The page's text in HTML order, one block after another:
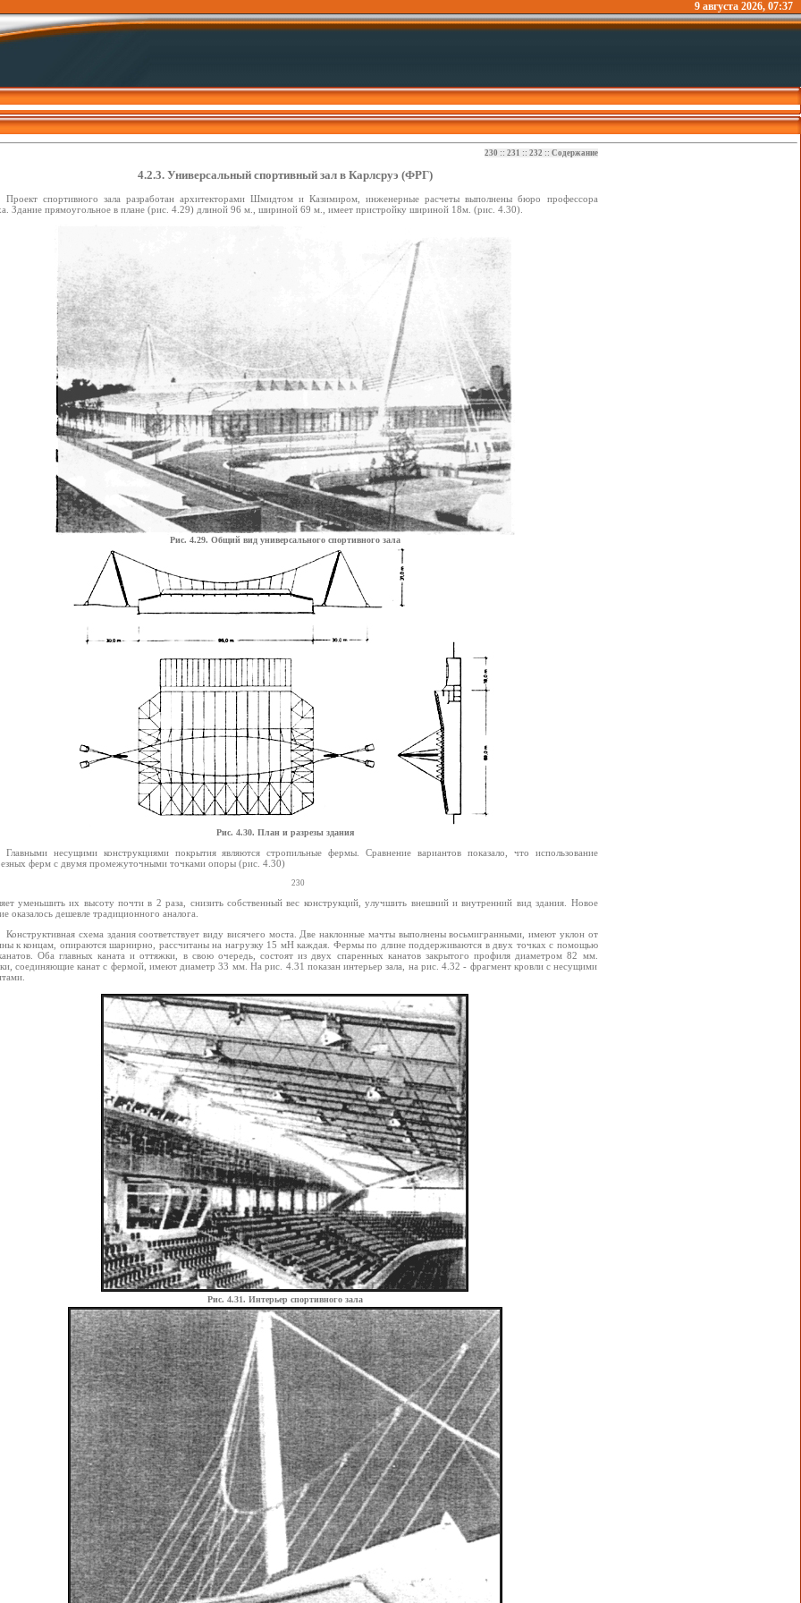
9 августа 2026, 07:37
230 :: 231 :: 232 :: Содержание
4.2.3. Универсальный спортивный зал в Карлсруэ (ФРГ)
Проект спортивного зала разработан архитекторами Шмидтом и Казимиром, инженерные расчеты выполнены бюро профессора
Здание прямоугольное в плане (рис. 4.29) длиной 96 м., шириной 69 м., имеет пристройку шириной 18м. (рис. 4.30).
Рис. 4.29. Общий вид универсального спортивного зала
Рис. 4.30. План и разрезы здания
Главными несущими конструкциями покрытия являются стропильные фермы. Сравнение вариантов показало, что использование
ферм с двумя промежуточными точками опоры (рис. 4.30)
230
уменьшить их высоту почти в 2 раза, снизить собственный вес конструкций, улучшить внешний и внутренний вид здания. Новое
оказалось дешевле традиционного аналога.
Конструктивная схема здания соответствует виду висячего моста. Две наклонные мачты выполнены восьмигранными, имеют уклон от
к концам, опираются шарнирно, рассчитаны на нагрузку 15 мН каждая. Фермы по длине поддерживаются в двух точках с помощью
Оба главных каната и оттяжки, в свою очередь, состоят из двух спаренных канатов закрытого профиля диаметром 82 мм.
соединяющие канат с фермой, имеют диаметр 33 мм. На рис. 4.31 показан интерьер зала, на рис. 4.32 - фрагмент кровли с несущими
Рис. 4.31. Интерьер спортивного зала